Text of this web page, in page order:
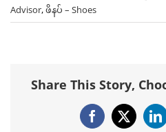
Advisor,ဖိနပ် – Shoes
Share This Story,
Facebook
X